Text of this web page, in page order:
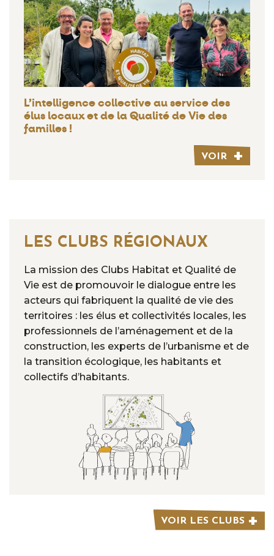
L’intelligence collective au service des
élus locaux et de la Qualité de Vie des
familles !
VOIR
LES CLUBS RÉGIONAUX
La mission des Clubs Habitat et Qualité de
Vie est de promouvoir le dialogue entre les
acteurs qui fabriquent la qualité de vie des
territoires : les élus et collectivités locales, les
professionnels de l’aménagement et de la
construction, les experts de l’urbanisme et de
la transition écologique, les habitants et
collectifs d’habitants.
VOIR LES CLUBS